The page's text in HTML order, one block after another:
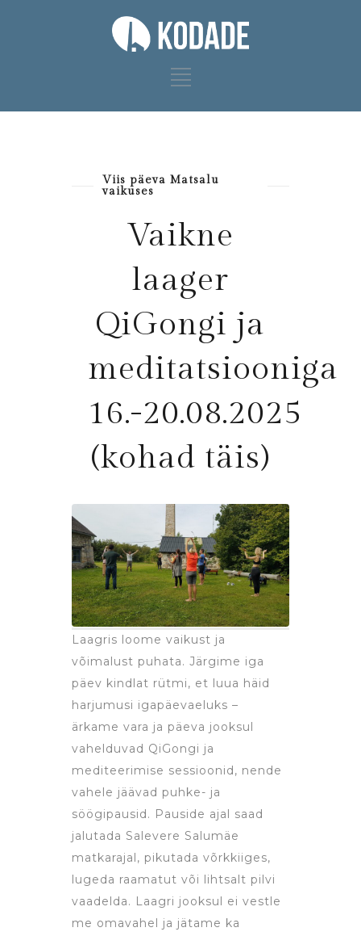
Viis päeva Matsalu
vaikuses
Vaikne
laager
QiGongi ja
meditatsiooniga
16.-20.08.2025
(kohad täis)
Laagris loome vaikust ja
võimalust puhata. Järgime iga
päev kindlat rütmi, et luua häid
harjumusi igapäevaeluks –
ärkame vara ja päeva jooksul
vahelduvad QiGongi ja
mediteerimise sessioonid, nende
vahele jäävad puhke- ja
söögipausid. Pauside ajal saad
jalutada Salevere Salumäe
matkarajal, pikutada võrkkiiges,
lugeda raamatut või lihtsalt pilvi
vaadelda. Laagri jooksul ei vestle
me omavahel ja jätame ka